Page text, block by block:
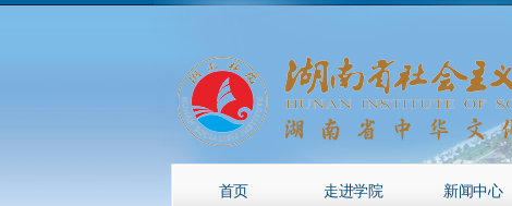
首页 走进学院 新闻中心